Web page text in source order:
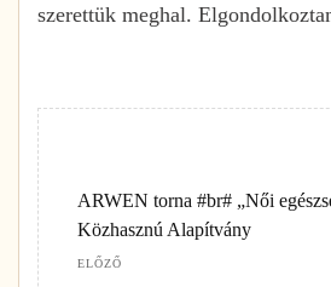
szerettük meghal.
ARWEN torna #br# „Női
Közhasznú Alapítvány
ELŐZŐ